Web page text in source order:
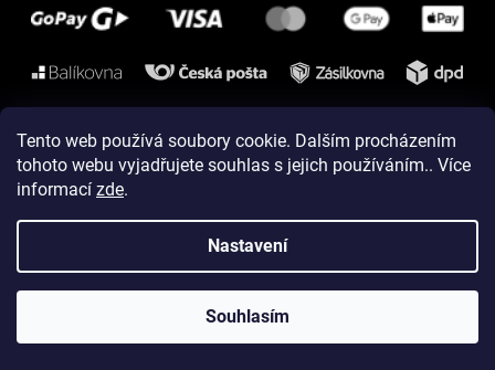
Tento web používá soubory cookie. Dalším procházením
tohoto webu vyjadřujete souhlas s jejich používáním.. Více
informací zde.
Nastavení
Souhlasím
Instagram
Vytvořil Shoptet
Copyright 2026ELEVEN sportswear. Všechna práva vyhrazena.
Upravit nastavení cookies